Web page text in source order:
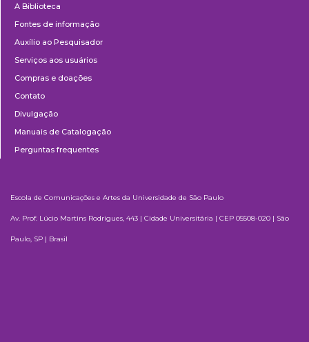
A Biblioteca
Fontes de informação
Auxílio ao Pesquisador
Serviços aos usuários
Compras e doações
Contato
Divulgação
Manuais de Catalogação
Perguntas frequentes
Escola de Comunicações e Artes da Universidade de São Paulo
Av. Prof. Lúcio Martins Rodrigues, 443 | Cidade Universitária | CEP 05508-020 | São
Paulo, SP | Brasil